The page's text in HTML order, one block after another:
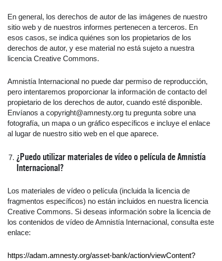
En general, los derechos de autor de las imágenes de nuestro
sitio web y de nuestros informes pertenecen a terceros. En
esos casos, se indica quiénes son los propietarios de los
derechos de autor, y ese material no está sujeto a nuestra
licencia Creative Commons.
Amnistía Internacional no puede dar permiso de reproducción,
pero intentaremos proporcionar la información de contacto del
propietario de los derechos de autor, cuando esté disponible.
Envíanos a copyright@amnesty.org tu pregunta sobre una
fotografía, un mapa o un gráfico específicos e incluye el enlace
al lugar de nuestro sitio web en el que aparece.
¿Puedo utilizar materiales de vídeo o película de Amnistía
Internacional?
Los materiales de vídeo o película (incluida la licencia de
fragmentos específicos) no están incluidos en nuestra licencia
Creative Commons. Si deseas información sobre la licencia de
los contenidos de vídeo de Amnistía Internacional, consulta este
enlace:
https://adam.amnesty.org/asset-bank/action/viewContent?